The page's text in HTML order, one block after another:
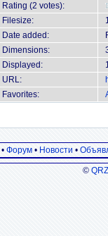
Rating (2 votes):
Filesize:
Date added:
Dimensions:
Displayed:
URL:
Favorites:
• Форум • Новости •
©